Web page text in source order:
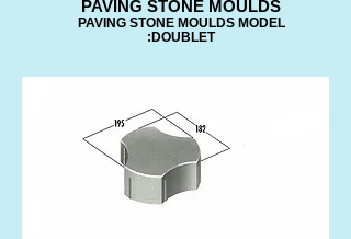
PAVING STONE MOULDS
PAVING STONE MOULDS MODEL
:DOUBLET